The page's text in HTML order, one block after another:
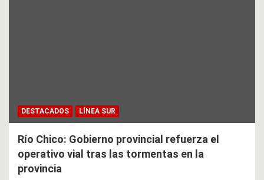
DESTACADOS LÍNEA SUR
Río Chico: Gobierno provincial refuerza el
operativo vial tras las tormentas en la
provincia